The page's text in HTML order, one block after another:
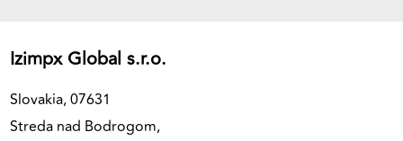
Izimpx Global s.r.o.
Slovakia, 07631
Streda nad Bodrogom,